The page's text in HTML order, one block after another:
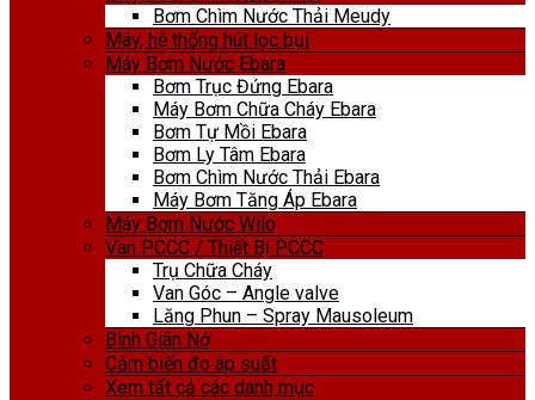
Bơm Chìm Nước Thải Meudy
Máy, hệ thống hút lọc bụi
Máy Bơm Nước Ebara
Bơm Trục Đứng Ebara
Máy Bơm Chữa Cháy Ebara
Bơm Tự Mồi Ebara
Bơm Ly Tâm Ebara
Bơm Chìm Nước Thải Ebara
Máy Bơm Tăng Áp Ebara
Máy Bơm Nước Wilo
Van PCCC / Thiết Bị PCCC
Trụ Chữa Cháy
Van Góc – Angle valve
Lăng Phun – Spray Mausoleum
Bình Giãn Nở
Cảm biến đo áp suất
Xem tất cả các danh mục